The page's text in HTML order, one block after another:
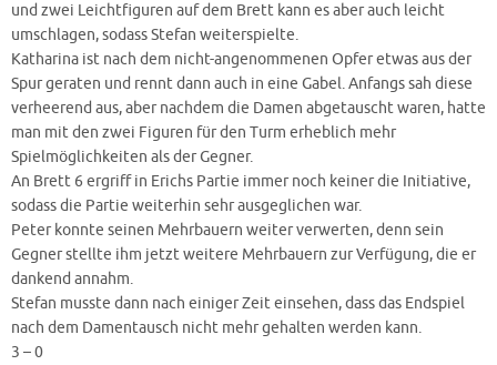
und zwei Leichtfiguren auf dem Brett kann es aber auch leicht
umschlagen, sodass Stefan weiterspielte.
Katharina ist nach dem nicht-angenommenen Opfer etwas aus der
Spur geraten und rennt dann auch in eine Gabel. Anfangs sah diese
verheerend aus, aber nachdem die Damen abgetauscht waren, hatte
man mit den zwei Figuren für den Turm erheblich mehr
Spielmöglichkeiten als der Gegner.
An Brett 6 ergriff in Erichs Partie immer noch keiner die Initiative,
sodass die Partie weiterhin sehr ausgeglichen war.
Peter konnte seinen Mehrbauern weiter verwerten, denn sein
Gegner stellte ihm jetzt weitere Mehrbauern zur Verfügung, die er
dankend annahm.
Stefan musste dann nach einiger Zeit einsehen, dass das Endspiel
nach dem Damentausch nicht mehr gehalten werden kann.
3 – 0